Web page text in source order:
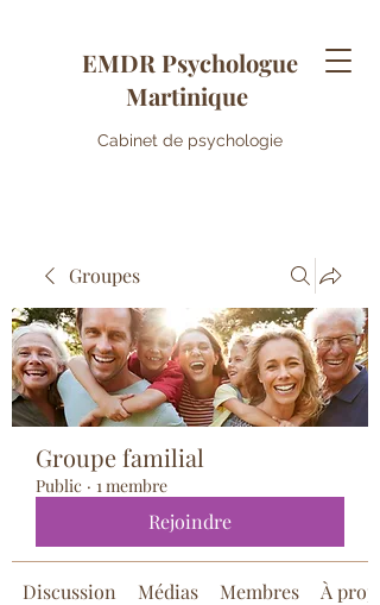
EMDR Psychologue
Martinique
Cabinet de psychologie
Groupes
Groupe familial
Public · 1 membre
Rejoindre
Discussion Médias Membres À